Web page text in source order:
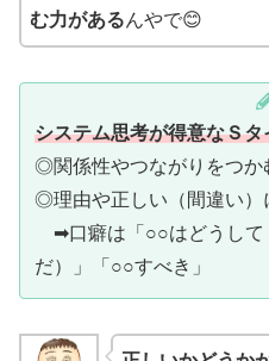
む力があるんやで😊
システム思考が得意なＳタ
◎関係性やつながりをつか
◎理由や正しい（間違い）
➡口癖は「○○はどうして
だ）」「○○すべき」